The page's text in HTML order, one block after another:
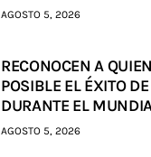
AGOSTO 5, 2026
RECONOCEN A
POSIBLE EL ÉXITO
DURANTE EL
AGOSTO 5, 2026